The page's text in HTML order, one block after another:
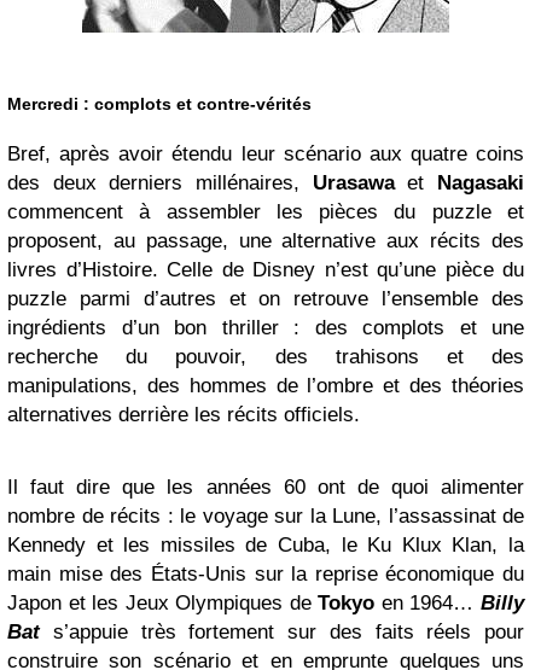
Mercredi : complots et contre-vérités
Bref, après avoir étendu leur scénario aux quatre coins
des deux derniers millénaires, Urasawaet Nagasaki
commencent à assembler les pièces du puzzle et
proposent, au passage, une alternative aux récits des
livres d’Histoire. Celle de Disney n’est qu’une pièce du
puzzle parmi d’autres et on retrouve l’ensemble des
ingrédients d’un bon thriller : des complots et une
recherche du pouvoir, des trahisons et des
manipulations, des hommes de l’ombre et des théories
alternatives derrière les récits officiels.
Il faut dire que les années 60 ont de quoi alimenter
nombre de récits : le voyage sur la Lune, l’assassinat de
Kennedy et les missiles de Cuba, le Ku Klux Klan, la
main mise des États-Unis sur la reprise économique du
Japon et les Jeux Olympiques deTokyo en 1964…Billy
Bats’appuie très fortement sur des faits réels pour
construire son scénario et en emprunte quelques uns